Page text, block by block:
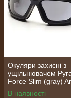
Окуляри захисні з
ущільнювачем
Force Slim (gray)
чорні
В наявності